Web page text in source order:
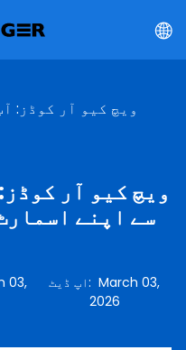
ویچ کیو آر کوڈز:
ویچ کیو آر
سے اپنے
03,
اپ ڈیٹ:March 03,
2026